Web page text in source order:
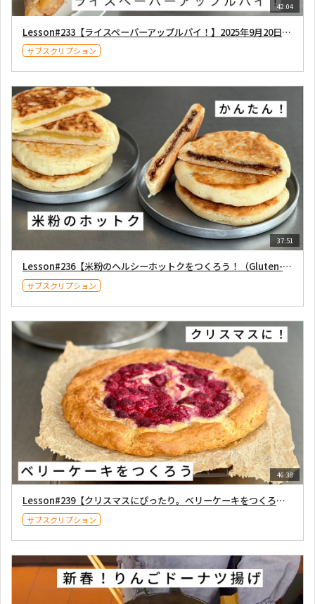
42:04
Lesson#233【ライスペーパーアップルパイ！】2025年9月20日配信
サブスクリプション
37:51
Lesson#236【米粉のヘルシーホットクをつくろう！（Gluten-free）】2025年11月1日配信
サブスクリプション
46:38
Lesson#239【クリスマスにぴったり。ベリーケーキをつくろう！（Gluten-free）】2025年12月6日配信
サブスクリプション